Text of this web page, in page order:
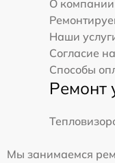
О компании
Наши
Согласие
Способы
Ремонт
Мы занимаемся